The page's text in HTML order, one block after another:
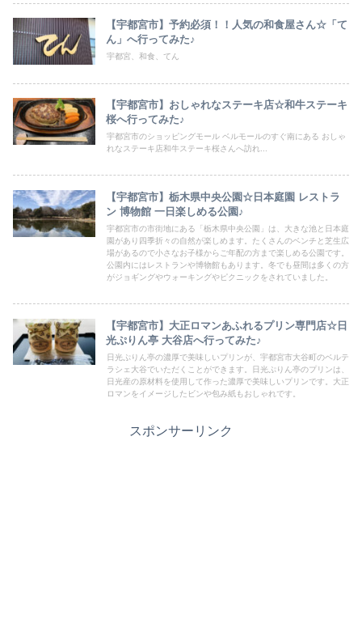
【宇都宮市】予約必須！！人気の和食屋さん☆「て
ん」へ行ってみた♪
宇都宮、和食、てん
【宇都宮市】おしゃれなステーキ店☆和牛ステーキ
桜へ行ってみた♪
宇都宮市のショッピングモール ベルモールのすぐ南にある おしゃ
れなステーキ店和牛ステーキ桜さんへ訪れ...
【宇都宮市】栃木県中央公園☆日本庭園 レストラ
ン 博物館 一日楽しめる公園♪
宇都宮市の市街地にある「栃木県中央公園」は、大きな池と日本庭
園があり四季折々の自然が楽しめます。たくさんのベンチと芝生広
場があるので小さなお子様からご年配の方まで楽しめる公園です。
公園内にはレストランや博物館もあります。冬でも昼間は多くの方
がジョギングやウォーキングやピクニックをされていました。
【宇都宮市】大正ロマンあふれるプリン専門店☆日
光ぷりん亭 大谷店へ行ってみた♪
日光ぷりん亭の濃厚で美味しいプリンが、宇都宮市大谷町のベルテ
ラシェ大谷でいただくことができます。日光ぷりん亭のプリンは、
日光産の原材料を使用して作った濃厚で美味しいプリンです。大正
ロマンをイメージしたビンや包み紙もおしゃれです。
スポンサーリンク